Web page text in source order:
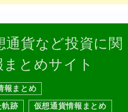
通貨など投資に関
とめサイト
報まとめ
軌跡 仮想通貨情報まとめ